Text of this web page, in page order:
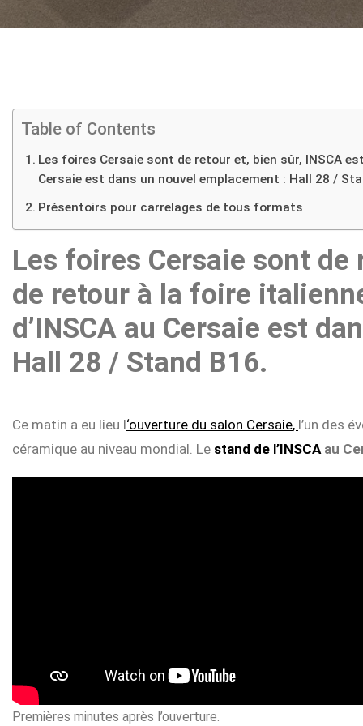
Table of Contents
Les foires Cersaie sont de retour et, bien sûr, INSCA
Cersaie est dans un nouvel emplacement : Hall 28 /
Présentoirs pour carrelages de tous formats
Les foires Cersaie sont de
de retour à la foire
d’INSCA au Cersaie est
Hall 28 / Stand B16.
Ce matin a eu lieu l‘ouverture du salon Cersaie, l’un des
céramique au niveau mondial. Le stand de l’INSCAau
Premières minutes après l’ouverture.